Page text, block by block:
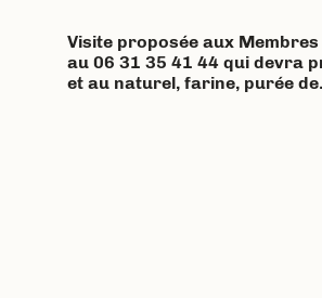
Visite proposée aux
au 06 31 35 41 44 qui devra
et au naturel, farine, purée